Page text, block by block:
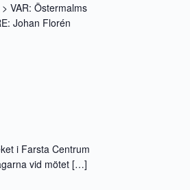
VAR: Östermalms
Johan Florén
i Farsta Centrum
vid mötet […]